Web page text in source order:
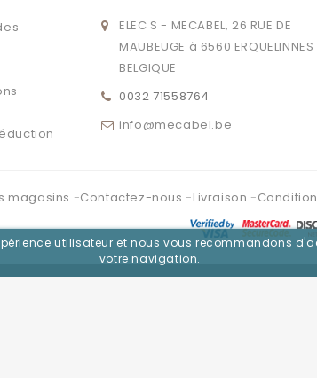
utilisateur et nous vous recommandons
votre navigation.
ELEC S - MECABEL, 26 RUE DE
MAUBEUGE à 6560 ERQUELINNES
BELGIQUE
0032 71558764
info@mecabel.be
magasins Contactez-nous Livraison